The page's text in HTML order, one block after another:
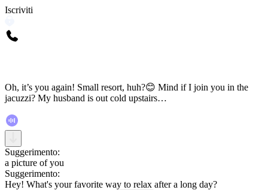
Iscriviti
Oh, it’s you again! Small resort, huh?😊 Mind if I join you in the
jacuzzi? My husband is out cold upstairs…
Suggerimento:
a picture of you
Suggerimento:
Hey! What's your favorite way to relax after a long day?